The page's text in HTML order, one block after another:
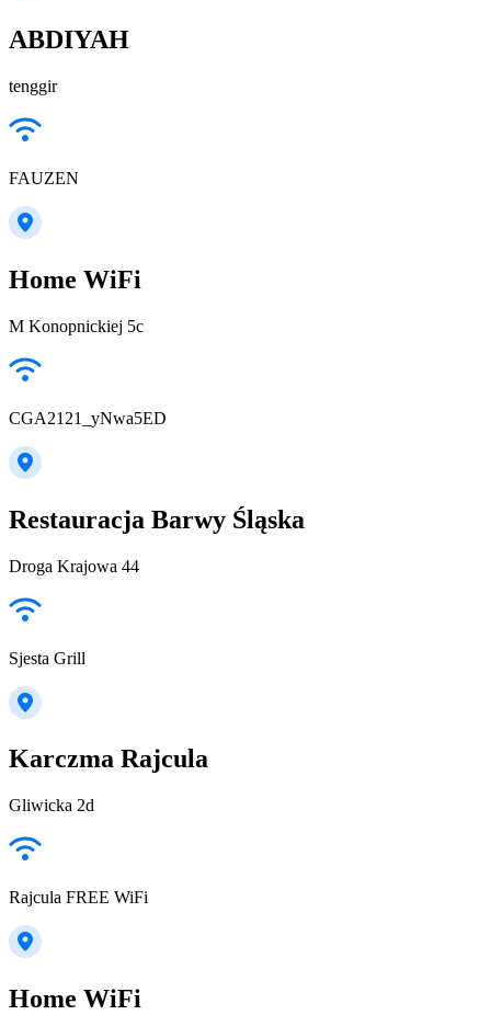
ABDIYAH
tenggir
FAUZEN
Home WiFi
M Konopnickiej 5c
CGA2121_yNwa5ED
Restauracja Barwy Śląska
Droga Krajowa 44
Sjesta Grill
Karczma Rajcula
Gliwicka 2d
Rajcula FREE WiFi
Home WiFi